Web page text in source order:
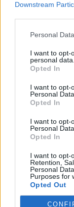
Downstream
Personal
I want to opt-
personal data.
Opted In
I want to opt-
Personal Data.
Opted In
I want to opt-
Personal
Opted In
I want to opt-
Retention,
Personal
Purposes for
Opted Out
Opozorilo:
sovraštva,
rasističnimi,
Failed to fetch
Prihajajoči